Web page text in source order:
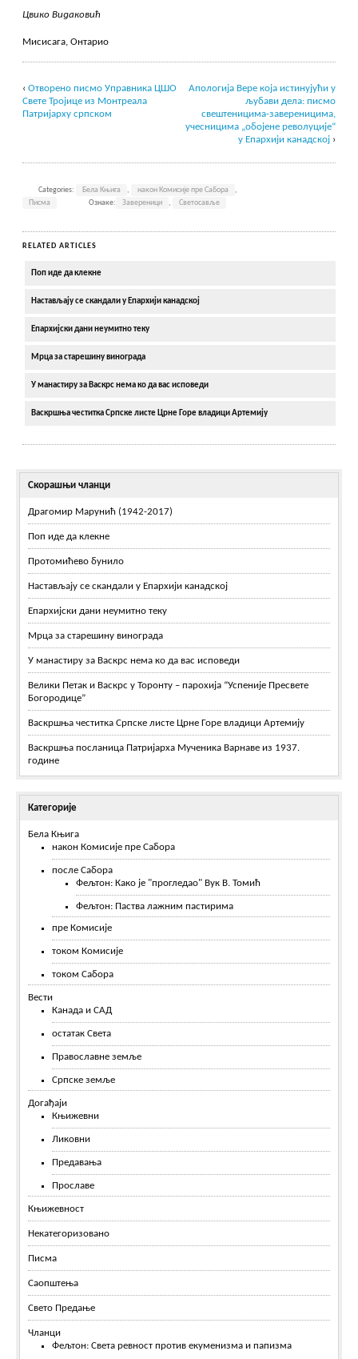
Цвико Видаковић
Мисисага, Онтарио
‹Отворено писмо Управника ЦШО
Свете Тројице из Монтреала
Патријарху српском
Aпологија Вере која истинујући у
љубави дела: писмо
свештеницима-завереницима,
учесницима „обојене револуције“
у Епархији канадској›
Categories: Бела Књига , након Комисије пре Сабора
,
Писма
Ознаке: Завереници , Светосавље
RELATED ARTICLES
Поп иде да клекне
Настављају се скандали у Епархији канадској
Епархијски дани неумитно теку
Мрца за старешину винограда
У манастиру за Васкрс нема ко да вас исповеди
Васкршња честитка Српске листе Црне Горе владици Артемију
Скорашњи чланци
Драгомир Марунић (1942-2017)
Поп иде да клекне
Протомићево бунило
Настављају се скандали у Епархији канадској
Епархијски дани неумитно теку
Мрца за старешину винограда
У манастиру за Васкрс нема ко да вас исповеди
Велики Петак и Васкрс у Торонту – парохија “Успеније Пресвете
Богородице”
Васкршња честитка Српске листе Црне Горе владици Артемију
Васкршња посланица Патријарха Мученика Варнаве из 1937.
године
Категорије
Бела Књига
након Комисије пре Сабора
после Сабора
Фељтон: Како је "прогледао" Вук В. Томић
Фељтон: Паства лажним пастирима
пре Комисије
током Комисије
током Сабора
Вести
Канада и САД
остатак Света
Православне земље
Српске земље
Догађаји
Књижевни
Ликовни
Предавања
Прославе
Књижевност
Некатегоризовано
Писма
Саопштења
Свето Предање
Чланци
Фељтон: Света ревност против екуменизма и папизма